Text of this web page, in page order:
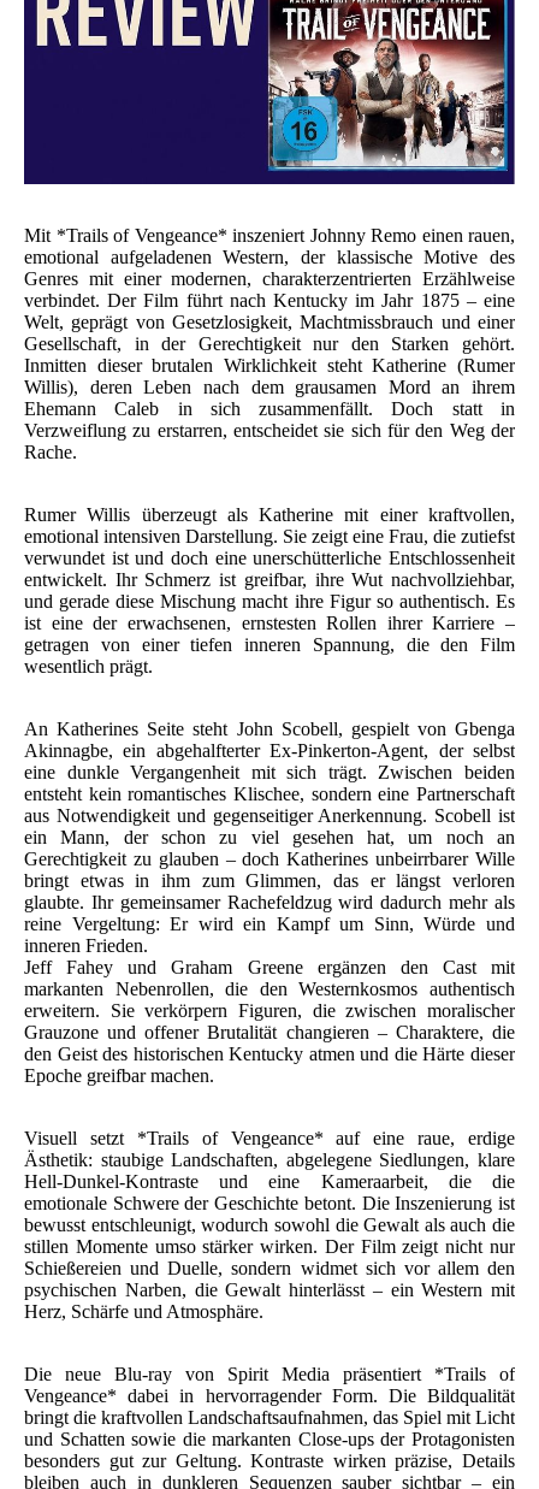
Mit *Trails of Vengeance* inszeniert Johnny Remo einen rauen,
emotional aufgeladenen Western, der klassische Motive des
Genres mit einer modernen, charakterzentrierten Erzählweise
verbindet. Der Film führt nach Kentucky im Jahr 1875 – eine
Welt, geprägt von Gesetzlosigkeit, Machtmissbrauch und einer
Gesellschaft, in der Gerechtigkeit nur den Starken gehört.
Inmitten dieser brutalen Wirklichkeit steht Katherine (Rumer
Willis), deren Leben nach dem grausamen Mord an ihrem
Ehemann Caleb in sich zusammenfällt. Doch statt in
Verzweiflung zu erstarren, entscheidet sie sich für den Weg der
Rache.
Rumer Willis überzeugt als Katherine mit einer kraftvollen,
emotional intensiven Darstellung. Sie zeigt eine Frau, die zutiefst
verwundet ist und doch eine unerschütterliche Entschlossenheit
entwickelt. Ihr Schmerz ist greifbar, ihre Wut nachvollziehbar,
und gerade diese Mischung macht ihre Figur so authentisch. Es
ist eine der erwachsenen, ernstesten Rollen ihrer Karriere –
getragen von einer tiefen inneren Spannung, die den Film
wesentlich prägt.
An Katherines Seite steht John Scobell, gespielt von Gbenga
Akinnagbe, ein abgehalfterter Ex-Pinkerton-Agent, der selbst
eine dunkle Vergangenheit mit sich trägt. Zwischen beiden
entsteht kein romantisches Klischee, sondern eine Partnerschaft
aus Notwendigkeit und gegenseitiger Anerkennung. Scobell ist
ein Mann, der schon zu viel gesehen hat, um noch an
Gerechtigkeit zu glauben – doch Katherines unbeirrbarer Wille
bringt etwas in ihm zum Glimmen, das er längst verloren
glaubte. Ihr gemeinsamer Rachefeldzug wird dadurch mehr als
reine Vergeltung: Er wird ein Kampf um Sinn, Würde und
inneren Frieden.
Jeff Fahey und Graham Greene ergänzen den Cast mit
markanten Nebenrollen, die den Westernkosmos authentisch
erweitern. Sie verkörpern Figuren, die zwischen moralischer
Grauzone und offener Brutalität changieren – Charaktere, die
den Geist des historischen Kentucky atmen und die Härte dieser
Epoche greifbar machen.
Visuell setzt *Trails of Vengeance* auf eine raue, erdige
Ästhetik: staubige Landschaften, abgelegene Siedlungen, klare
Hell-Dunkel-Kontraste und eine Kameraarbeit, die die
emotionale Schwere der Geschichte betont. Die Inszenierung ist
bewusst entschleunigt, wodurch sowohl die Gewalt als auch die
stillen Momente umso stärker wirken. Der Film zeigt nicht nur
Schießereien und Duelle, sondern widmet sich vor allem den
psychischen Narben, die Gewalt hinterlässt – ein Western mit
Herz, Schärfe und Atmosphäre.
Die neue Blu-ray von Spirit Media präsentiert *Trails of
Vengeance* dabei in hervorragender Form. Die Bildqualität
bringt die kraftvollen Landschaftsaufnahmen, das Spiel mit Licht
und Schatten sowie die markanten Close-ups der Protagonisten
besonders gut zur Geltung. Kontraste wirken präzise, Details
bleiben auch in dunkleren Sequenzen sauber sichtbar – ein